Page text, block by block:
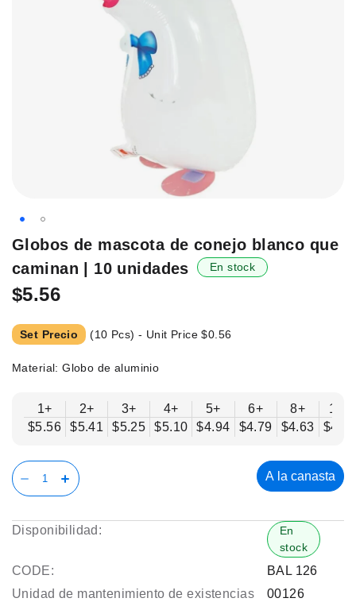
Saltar
principio
de
la
galería
de
Globos de mascota de conejo blanco que
caminan | 10 unidades
En stock
$5.56
Set Precio (10 Pcs) - Unit Price$0.56
Material: Globo de aluminio
1+
$5.56
2+
$5.41
3+
$5.25
4+
$5.10
5+
$4.94
6+
$4.79
8+
$4.63
10+
$4.48
A la canasta
Disponibilidad:
En
stock
CODE:
BAL 126
Unidad de mantenimiento de existencias
00126